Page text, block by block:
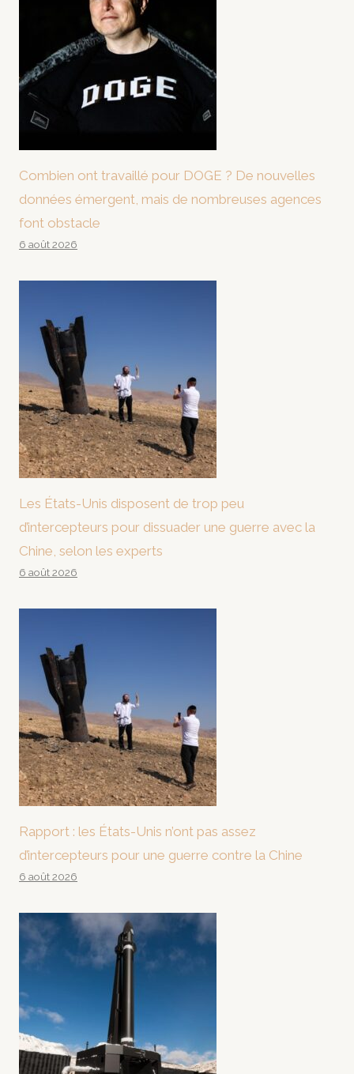
Combien ont travaillé pour DOGE ? De nouvelles
données émergent, mais de nombreuses agences
font obstacle
6 août 2026
Les États-Unis disposent de trop peu
d’intercepteurs pour dissuader une guerre avec la
Chine, selon les experts
6 août 2026
Rapport : les États-Unis n’ont pas assez
d’intercepteurs pour une guerre contre la Chine
6 août 2026